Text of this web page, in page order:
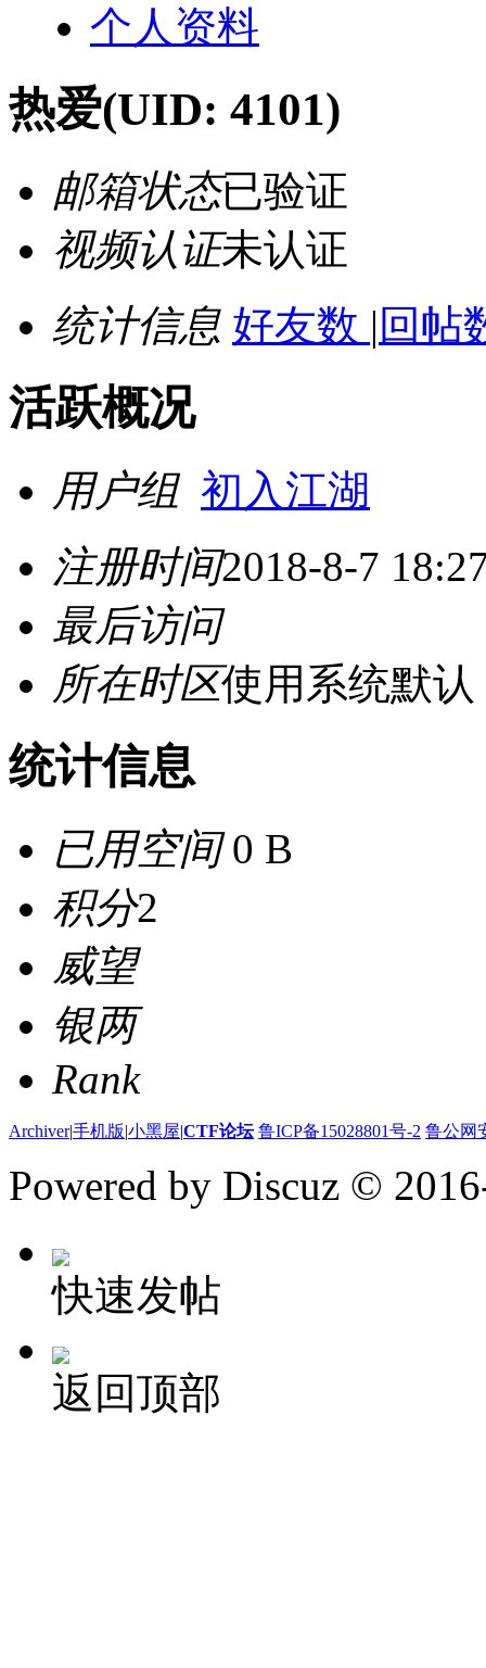
个人资料
热爱(UID: 4101)
邮箱状态已验证
视频认证未认证
统计信息 好友数 | 回帖
活跃概况
用户组 初入江湖
注册时间2018-8-7
最后访问
所在时区使用系统默认
统计信息
已用空间0 B
积分2
威望
银两
Rank
Archiver|手机版|小黑屋|CTF论坛 鲁ICP备15028801号-2 鲁公网
Powered by Discuz ©
快速发帖
返回顶部